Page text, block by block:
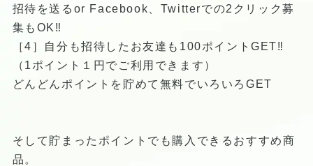
招待を送るor Facebook、Twitterでの2クリック募
集もOK‼︎
［4］自分も招待したお友達も100ポイントGET‼︎
（1ポイント１円でご利用できます）
どんどんポイントを貯めて無料でいろいろGET
そして貯まったポイントでも購入できるおすすめ商
品。